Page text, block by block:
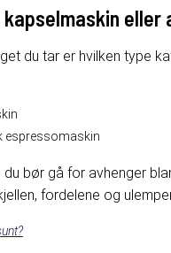
eller
du tar er hvilken type
espressomaskin
du bør gå for avhenger
fordelene og